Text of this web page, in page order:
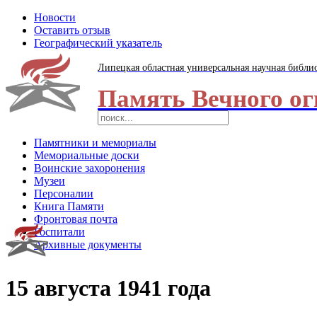
Новости
Оставить отзыв
Географический указатель
Липецкая областная универсальная научная
Память Вечного
Памятники и мемориалы
Мемориальные доски
Воинские захоронения
Музеи
Персоналии
Книга Памяти
Фронтовая почта
Госпитали
Архивные документы
15 августа 1941 года